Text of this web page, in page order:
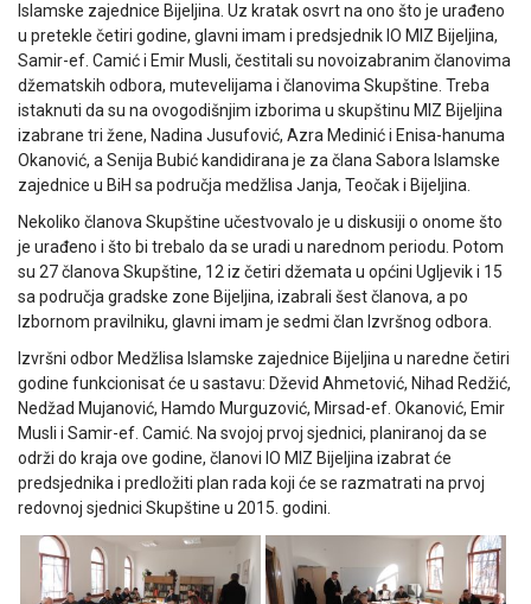
Islamske zajednice Bijeljina. Uz kratak osvrt na ono što je urađeno
u pretekle četiri godine, glavni imam i predsjednik IO MIZ Bijeljina,
Samir-ef. Camić i Emir Musli, čestitali su novoizabranim članovima
džematskih odbora, mutevelijama i članovima Skupštine. Treba
istaknuti da su na ovogodišnjim izborima u skupštinu MIZ Bijeljina
izabrane tri žene, Nadina Jusufović, Azra Medinić i Enisa-hanuma
Okanović, a Senija Bubić kandidirana je za člana Sabora Islamske
zajednice u BiH sa područja medžlisa Janja, Teočak i Bijeljina.
Nekoliko članova Skupštine učestvovalo je u diskusiji o onome što
je urađeno i što bi trebalo da se uradi u narednom periodu. Potom
su 27 članova Skupštine, 12 iz četiri džemata u općini Ugljevik i 15
sa područja gradske zone Bijeljina, izabrali šest članova, a po
Izbornom pravilniku, glavni imam je sedmi član Izvršnog odbora.
Izvršni odbor Medžlisa Islamske zajednice Bijeljina u naredne četiri
godine funkcionisat će u sastavu: Dževid Ahmetović, Nihad Redžić,
Nedžad Mujanović, Hamdo Murguzović, Mirsad-ef. Okanović, Emir
Musli i Samir-ef. Camić. Na svojoj prvoj sjednici, planiranoj da se
održi do kraja ove godine, članovi IO MIZ Bijeljina izabrat će
predsjednika i predložiti plan rada koji će se razmatrati na prvoj
redovnoj sjednici Skupštine u 2015. godini.